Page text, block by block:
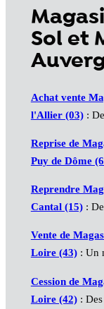
Sol et
Achat vente
l'Allier (03):
Reprise de
Puy de Dôme
Reprendre
Cantal (15):
Vente de
Loire (43): Un
Cession de
Loire (42): Des